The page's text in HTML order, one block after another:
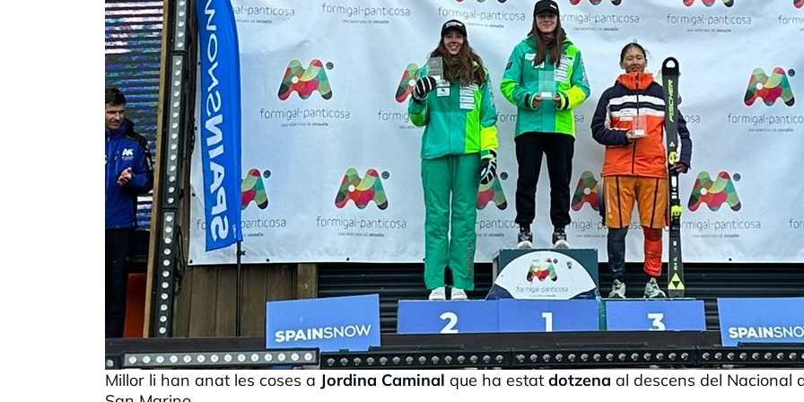
Millor li han anat les coses a Jordina Caminal que ha estat dotzena al descens del Nacional